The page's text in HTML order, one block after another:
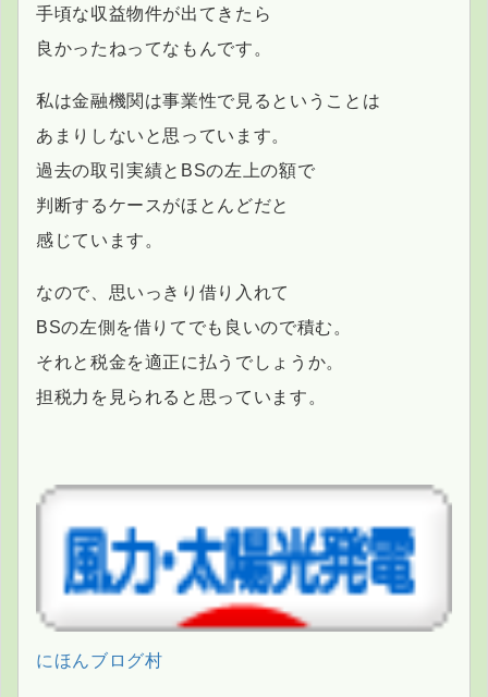
手頃な収益物件が出てきたら
良かったねってなもんです。
私は金融機関は事業性で見るということは
あまりしないと思っています。
過去の取引実績とBSの左上の額で
判断するケースがほとんどだと
感じています。
なので、思いっきり借り入れて
BSの左側を借りてでも良いので積む。
それと税金を適正に払うでしょうか。
担税力を見られると思っています。
にほんブログ村